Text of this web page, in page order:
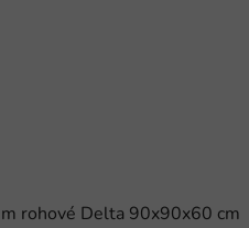
rohové Delta 90x90x60 cm